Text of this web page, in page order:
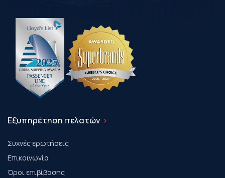
Εξυπηρέτηση πελατών
Συχνές ερωτήσεις
Επικοινωνία
Όροι επιβίβασης